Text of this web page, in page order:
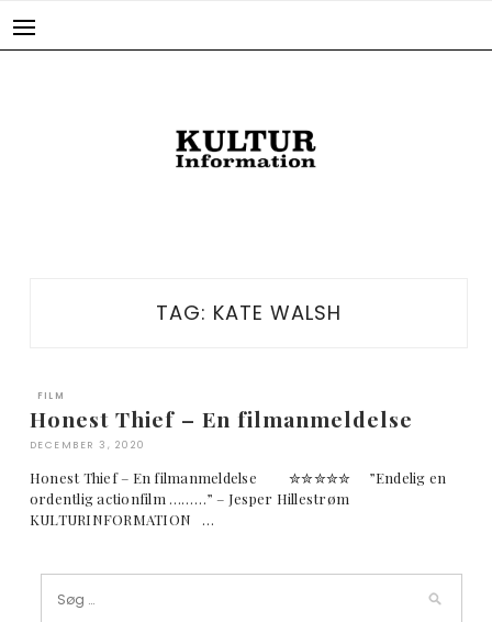
TAG: KATE WALSH
FILM
Honest Thief – En filmanmeldelse
DECEMBER 3, 2020
Honest Thief – En filmanmeldelse ✮✮✮✮✮ ”Endelig en
ordentlig actionfilm ………” – Jesper Hillestrøm
KULTURINFORMATION …